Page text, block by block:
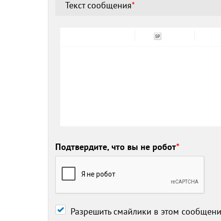
Текст сообщения*
Подтвердите, что вы не робот*
Разрешить смайлики в этом